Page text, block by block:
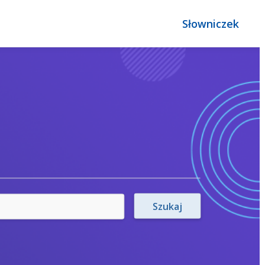
Słowniczek
Szukaj